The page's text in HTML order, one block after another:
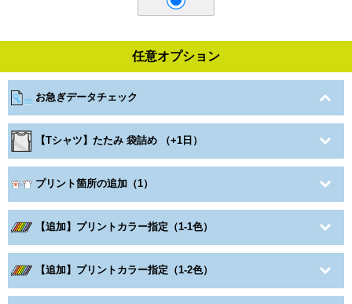
任意オプション
お急ぎデータチェック
【Tシャツ】たたみ 袋詰め （+1日）
プリント箇所の追加（1）
【追加】プリントカラー指定（1-1色）
【追加】プリントカラー指定（1-2色）